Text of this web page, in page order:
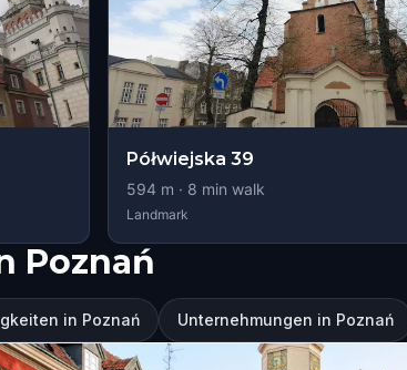
Półwiejska 39
594 m · 8 min walk
Landmark
Poznań
in Poznań Unternehmungen in Poznań